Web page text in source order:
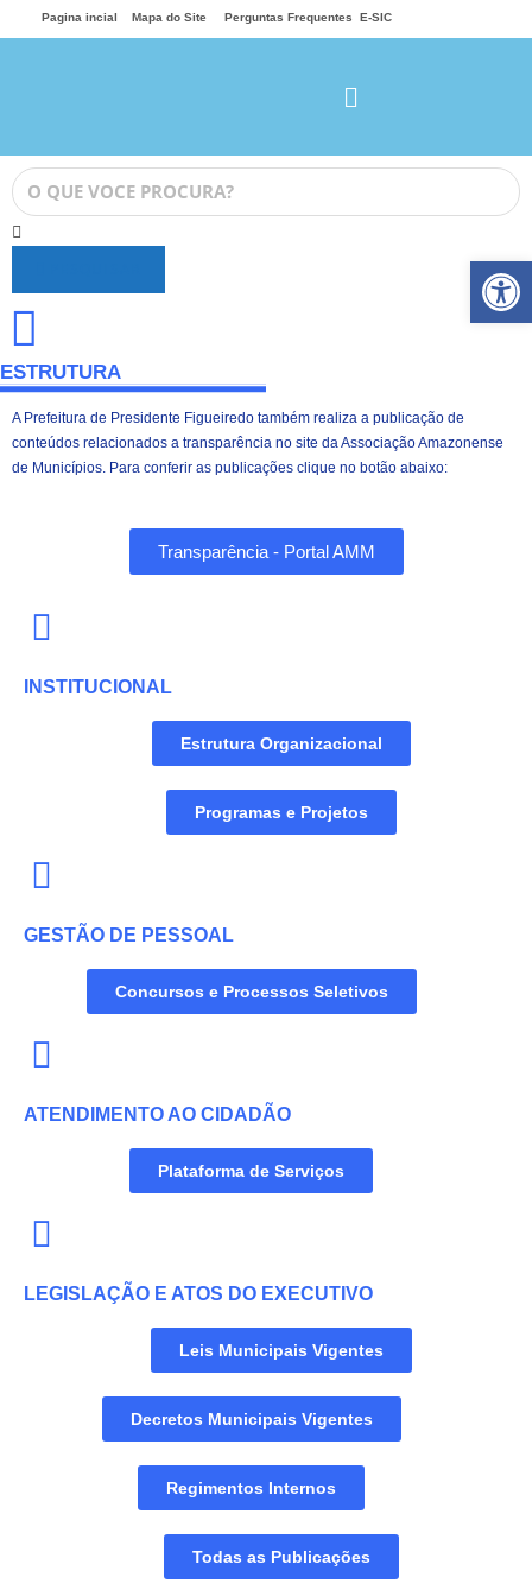
Pagina incial Mapa do Site Perguntas Frequentes E-SIC
ESTRUTURA
A Prefeitura de Presidente Figueiredo também realiza a publicação de
conteúdos relacionados a transparência no site da Associação Amazonense
de Municípios. Para conferir as publicações clique no botão abaixo:
Transparência - Portal AMM
INSTITUCIONAL
Estrutura Organizacional
Programas e Projetos
GESTÃO DE PESSOAL
Concursos e Processos Seletivos
ATENDIMENTO AO CIDADÃO
Plataforma de Serviços
LEGISLAÇÃO E ATOS DO EXECUTIVO
Leis Municipais Vigentes
Decretos Municipais Vigentes
Regimentos Internos
Todas as Publicações